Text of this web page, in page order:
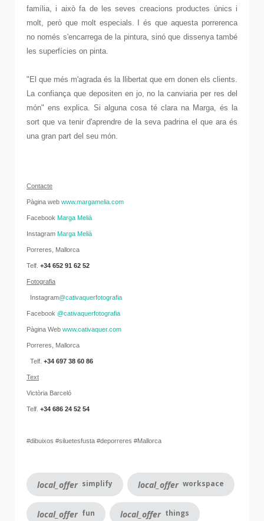
família, i això fa de les seves creacions productes únics i
molt, però que molt especials. I és que aquesta porrerenca
no només s'encarrega de la pintura, sinó que dissenya també
les superfícies on pinta.
"El que més m'agrada és la llibertat que em donen els clients.
La confiança que depositen en jo, no la canviaria per res del
món" ens explica. Si alguna cosa té clara na Marga, és la
sort que va tenir d'aprendre de la seva padrina el que ara és
una gran part del seu món.
Contacte
Pàgina web www.margamelia.com
Facebook Marga Melià
Instagram Marga Melià
Porreres, Mallorca
Telf. +34 652 91 62 52
Fotografia
Instagram@cativaquerfotografia
Facebook @cativaquerfotografia
Pàgina Web www.cativaquer.com
Porreres, Mallorca
Telf. +34 697 38 60 86
Text
Victòria Barceló
Telf. +34 686 24 52 54
#dibuixos #siluetesfusta #deporreres #Mallorca
local_offer simplify local_offer workspace
local_offer fun local_offer things